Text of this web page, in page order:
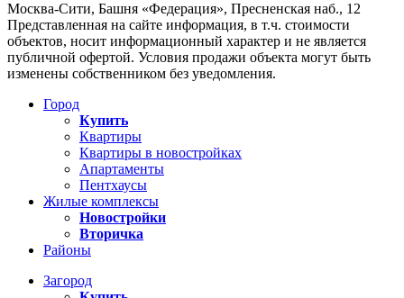
Москва-Сити, Башня «Федерация», Пресненская наб., 12
Представленная на сайте информация, в т.ч. стоимости
объектов, носит информационный характер и не является
публичной офертой. Условия продажи объекта могут быть
изменены собственником без уведомления.
Город
Купить
Квартиры
Квартиры в новостройках
Апартаменты
Пентхаусы
Жилые комплексы
Новостройки
Вторичка
Районы
Загород